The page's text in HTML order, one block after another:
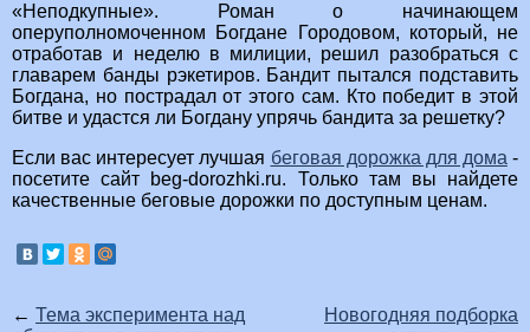
«Неподкупные». Роман о начинающем
оперуполномоченном Богдане Городовом, который, не
отработав и неделю в милиции, решил разобраться с
главарем банды рэкетиров. Бандит пытался подставить
Богдана, но пострадал от этого сам. Кто победит в этой
битве и удастся ли Богдану упрячь бандита за решетку?
Если вас интересует лучшая беговая дорожка для дома-
посетите сайт beg-dorozhki.ru. Только там вы найдете
качественные беговые дорожки по доступным ценам.
← Тема эксперимента над
Новогодняя подборка